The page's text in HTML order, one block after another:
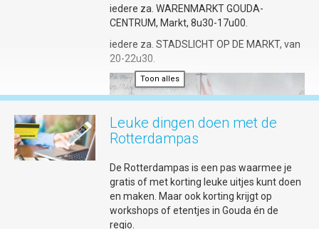
weekend Gouda af. Nieuw is De Pastorie
met 14 smaakvolle, high-end
zes nachten) in de voormalige pastorie van
de Gouwekerk in Gouda. Of ga voor
deboutique style
van Relais & Châteaux
Weeshuis Gouda waar je overnacht in
dineert bij restaurant LIZZ dat recent een
Michelinster kreeg. Liever een knus huisje?
Kijk dan bij de cozy cottage van Baartje
Sanderserf; modern gemak en sfeer in een
hofje van barmhartigheid uit 1687. Tot slot:
op en top Gouds maak je een verblijf door
een stroopwafel- of kaassuite bij Best
Western Plus City Hotel Gouda te boeken.
iedere za. WARENMARKT GOUDA-
CENTRUM, Markt, 8u30-17u00.
iedere za. STADSLICHT OP DE MARKT, van
20-22u30.
Toon alles
Toon alles
Leuke dingen doen met de
Rotterdampas
De Rotterdampas is een pas waarmee je
gratis of met korting leuke uitjes kunt doen
en maken. Maar ook korting krijgt op
workshops of etentjes in Gouda én de
regio.